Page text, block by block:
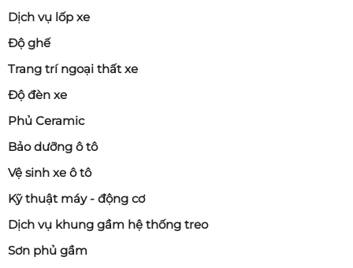
Dịch vụ lốp xe
Độ ghế
Trang trí ngoại thất xe
Độ đèn xe
Phủ Ceramic
Bảo dưỡng ô tô
Vệ sinh xe ô tô
Kỹ thuật máy - động cơ
Dịch vụ khung gầm hệ thống treo
Sơn phủ gầm